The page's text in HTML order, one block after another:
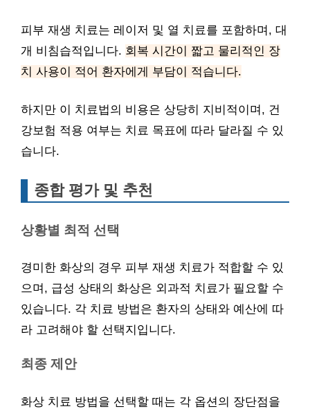
피부 재생 치료는 레이저 및 열 치료를 포함하며, 대
개 비침습적입니다. 회복 시간이 짧고 물리적인 장
치 사용이 적어 환자에게 부담이 적습니다.
하지만 이 치료법의 비용은 상당히 지비적이며, 건
강보험 적용 여부는 치료 목표에 따라 달라질 수 있
습니다.
종합 평가 및 추천
상황별 최적 선택
경미한 화상의 경우 피부 재생 치료가 적합할 수 있
으며, 급성 상태의 화상은 외과적 치료가 필요할 수
있습니다. 각 치료 방법은 환자의 상태와 예산에 따
라 고려해야 할 선택지입니다.
최종 제안
화상 치료 방법을 선택할 때는 각 옵션의 장단점을